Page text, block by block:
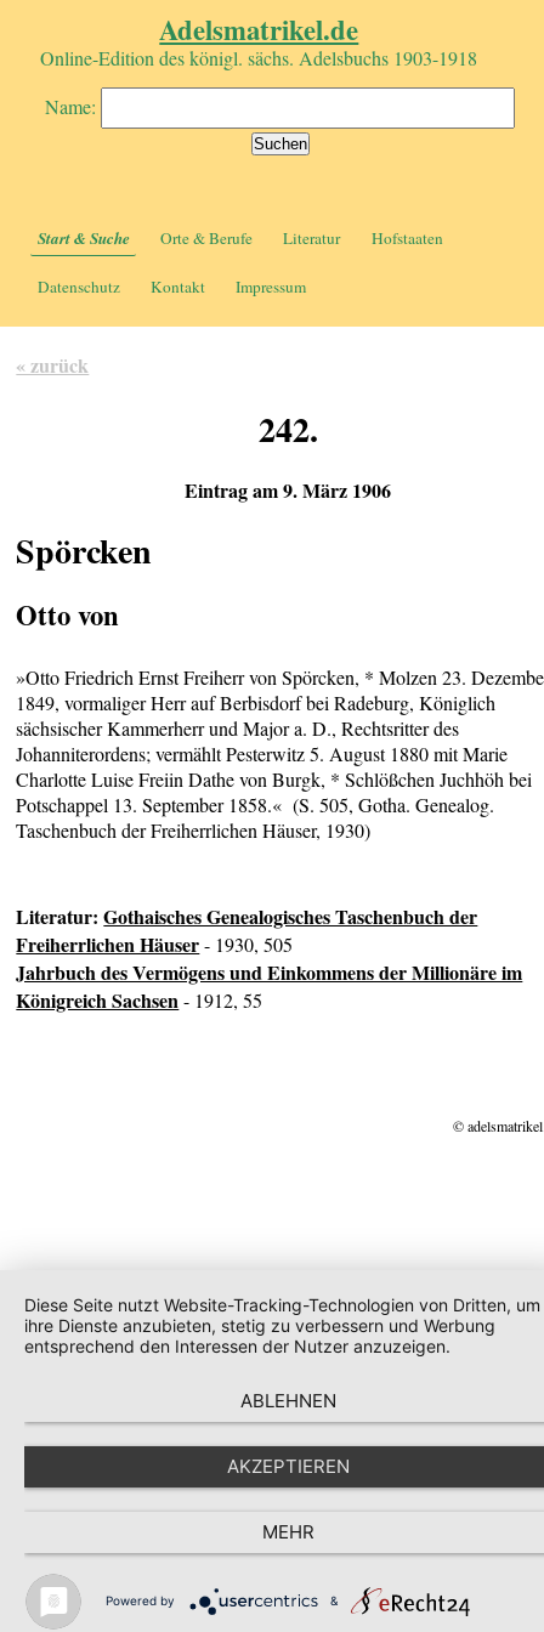
Adelsmatrikel.de
Online-Edition des königl. sächs. Adelsbuchs 1903-1918
Name:
Start & Suche Orte & Berufe Literatur Hofstaaten
Datenschutz Kontakt Impressum
« zurück
242.
Eintrag am 9. März 1906
Spörcken
Otto von
»Otto Friedrich Ernst Freiherr von Spörcken, * Molzen 23.
1849, vormaliger Herr auf Berbisdorf bei Radeburg, Königlich
sächsischer Kammerherr und Major a. D., Rechtsritter des
Johanniterordens; vermählt Pesterwitz 5. August 1880 mit Marie
Charlotte Luise Freiin Dathe von Burgk, * Schlößchen Juchhöh bei
Potschappel 13. September 1858.« (S. 505, Gotha. Genealog.
Taschenbuch der Freiherrlichen Häuser, 1930)
Literatur:Gothaisches Genealogisches Taschenbuch der
Freiherrlichen Häuser- 1930, 505
Jahrbuch des Vermögens und Einkommens der Millionäre im
Königreich Sachsen - 1912, 55
©
Diese Seite nutzt Website-Tracking-Technologien von Dritten, um
ihre Dienste anzubieten, stetig zu verbessern und Werbung
entsprechend den Interessen der Nutzer anzuzeigen.
ABLEHNEN
AKZEPTIEREN
MEHR
Powered by &